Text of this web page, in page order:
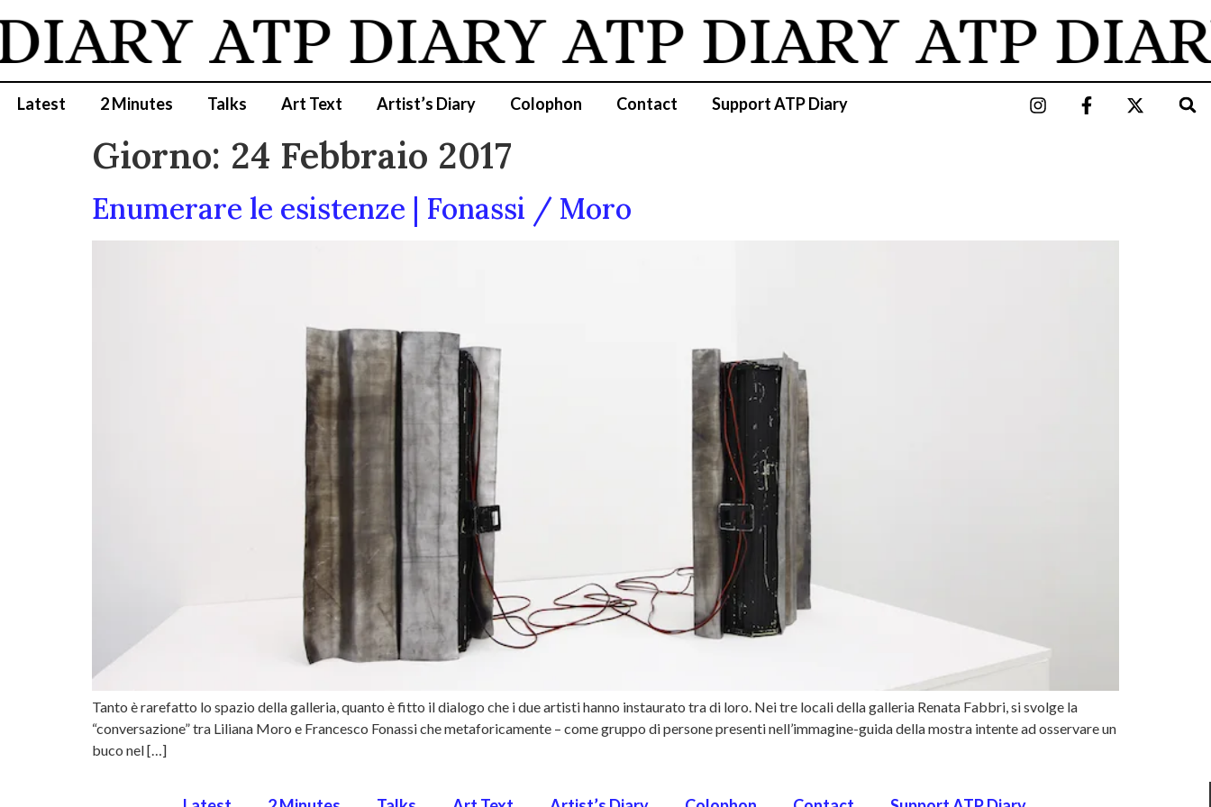
ATP DIARY ATP DIARY ATP
Latest 2 Minutes Talks Art Text Artist’s Diary Colophon Contact Support ATP Diary
Giorno: 24 Febbraio 2017
Enumerare le esistenze | Fonassi / Moro
Tanto è rarefatto lo spazio della galleria, quanto è fitto il dialogo che i due artisti hanno instaurato tra di loro. Nei tre locali della galleria Renata Fabbri, si svolge la
“conversazione” tra Liliana Moro e Francesco Fonassi che metaforicamente – come gruppo di persone presenti nell’immagine-guida della mostra intente ad osservare un
buco nel […]